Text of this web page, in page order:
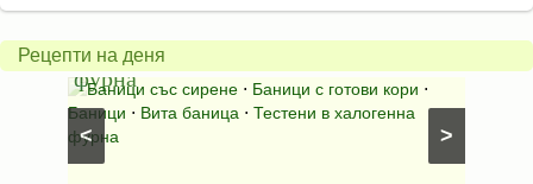
Рецепти на деня
>
<
в
халогенна
фурна
Баници със сирене ⋅ Баници с готови кори ⋅
Баници ⋅ Вита баница ⋅ Тестени в халогенна
фурна
за